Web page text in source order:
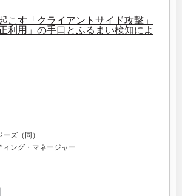
こす「クライアントサイド攻撃」
利用」の手口とふるまい検知によ
ズ（同）
ィング・マネージャー